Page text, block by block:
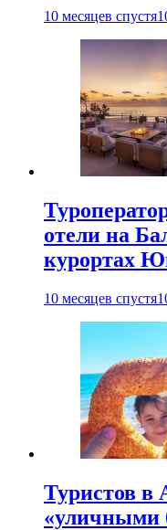
10 месяцев спустя
отели на
курортах
10 месяцев спустя
Туристов в
«уличными